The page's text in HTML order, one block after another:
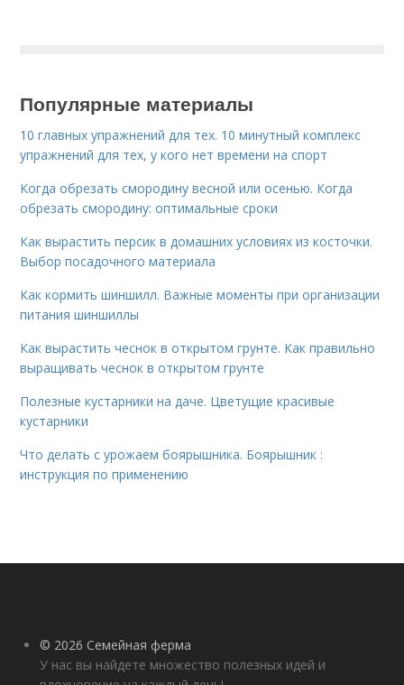
Популярные материалы
10 главных упражнений для тех. 10 минутный комплекс
упражнений для тех, у кого нет времени на спорт
Когда обрезать смородину весной или осенью. Когда
обрезать смородину: оптимальные сроки
Как вырастить персик в домашних условиях из косточки.
Выбор посадочного материала
Как кормить шиншилл. Важные моменты при организации
питания шиншиллы
Как вырастить чеснок в открытом грунте. Как правильно
выращивать чеснок в открытом грунте
Полезные кустарники на даче. Цветущие красивые
кустарники
Что делать с урожаем боярышника. Боярышник :
инструкция по применению
© 2026 Семейная ферма
У нас вы найдете множество полезных идей и